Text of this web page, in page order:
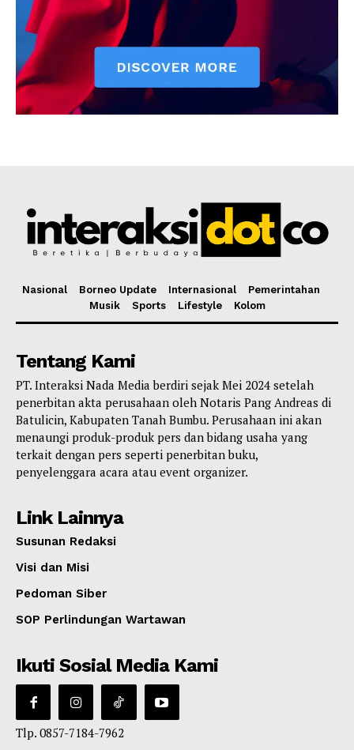
Nasional Borneo Update Internasional
Pemerintahan
Musik
Sports Lifestyle Kolom
Tentang Kami
PT. Interaksi Nada Media berdiri sejak Mei 2024 setelah
penerbitan akta perusahaan oleh Notaris Pang Andreas di
Batulicin, Kabupaten Tanah Bumbu. Perusahaan ini akan
menaungi produk-produk pers dan bidang usaha yang
terkait dengan pers seperti penerbitan buku,
penyelenggara acara atau event organizer.
Link Lainnya
Susunan Redaksi
Visi dan Misi
Pedoman Siber
SOP Perlindungan Wartawan
Ikuti Sosial Media Kami
Tlp. 0857-7184-7962